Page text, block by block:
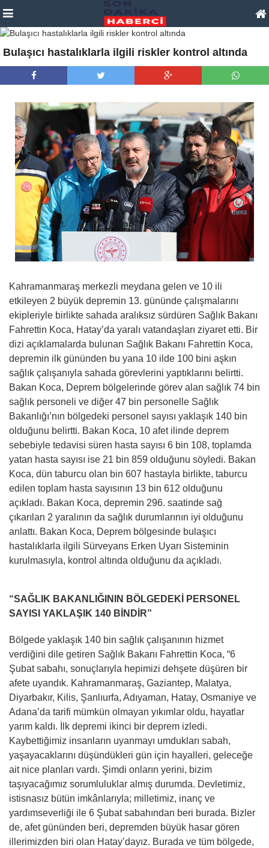
Bulaşıcı hastalıklarla ilgili riskler kontrol altında
Kahramanmaraş merkezli meydana gelen ve 10 ili
etkileyen 2 büyük depremin 13. gününde çalışmalarını
ekipleriyle birlikte sahada aralıksız sürdüren Sağlık Bakanı
Fahrettin Koca, Hatay’da yaralı vatandaşları ziyaret etti. Bir
dizi açıklamalarda bulunan Sağlık Bakanı Fahrettin Koca,
depremin ilk gününden bu yana 10 ilde 100 bini aşkın
sağlık çalışanıyla sahada görevlerini yaptıklarını belirtti.
Bakan Koca, Deprem bölgelerinde görev alan sağlık 74 bin
sağlık personeli ve diğer 47 bin personelle Sağlık
Bakanlığı’nın bölgedeki personel sayısı yaklaşık 140 bin
olduğunu belirtti. Bakan Koca, 10 afet ilinde deprem
sebebiyle tedavisi süren hasta sayısı 6 bin 108, toplamda
yatan hasta sayısı ise 21 bin 859 olduğunu söyledi. Bakan
Koca, dün taburcu olan bin 607 hastayla birlikte, taburcu
edilen toplam hasta sayısının 13 bin 612 olduğunu
açıkladı. Bakan Koca, depremin 296. saatinde sağ
çıkarılan 2 yaralının da sağlık durumlarının iyi olduğunu
anlattı. Bakan Koca, Deprem bölgesinde bulaşıcı
hastalıklarla ilgili Sürveyans Erken Uyarı Sisteminin
kurulmasıyla, kontrol altında olduğunu da açıkladı.
“SAĞLIK BAKANLIĞININ BÖLGEDEKİ PERSONEL
SAYISI YAKLAŞIK 140 BİNDİR”
Bölgede yaklaşık 140 bin sağlık çalışanının hizmet
verdiğini dile getiren Sağlık Bakanı Fahrettin Koca, “6
Şubat sabahı, sonuçlarıyla hepimizi dehşete düşüren bir
afete uyandık. Kahramanmaraş, Gaziantep, Malatya,
Diyarbakır, Kilis, Şanlıurfa, Adıyaman, Hatay, Osmaniye ve
Adana’da tarifi mümkün olmayan yıkımlar oldu, hayatlar
yarım kaldı. İlk depremi ikinci bir deprem izledi.
Kaybettiğimiz insanların uyanmayı umdukları sabah,
yaşayacaklarını düşündükleri gün için hayalleri, geleceğe
ait nice planları vardı. Şimdi onların yerini, bizim
taşıyacağımız sorumluluklar almış durumda. Devletimiz,
istisnasız bütün imkânlarıyla; milletimiz, inanç ve
yardımseverliği ile 6 Şubat sabahından beri burada. Bizler
de, afet gününden beri, depremden büyük hasar gören
illerimizden biri olan Hatay’dayız. Burada ve tüm bölgede,